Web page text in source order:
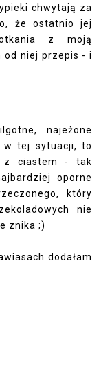
chwytają za
że ostatnio jej
z moją
od niej przepis - i
najeżone
w tej sytuacji, to
z ciastem - tak
oporne
który
nie
znika ;)
dodałam